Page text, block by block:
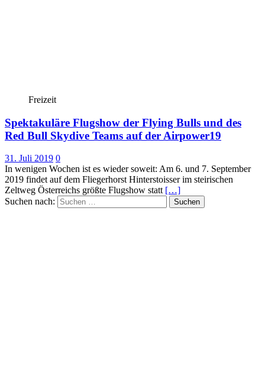
Freizeit
Spektakuläre Flugshow der Flying Bulls und des
Red Bull Skydive Teams auf der Airpower19
31. Juli 2019 0
In wenigen Wochen ist es wieder soweit: Am 6. und 7. September
2019 findet auf dem Fliegerhorst Hinterstoisser im steirischen
Zeltweg Österreichs größte Flugshow statt […]
Suchen nach: